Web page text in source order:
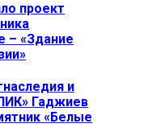
проект
– «Здание
и
Гаджиев
«Белые